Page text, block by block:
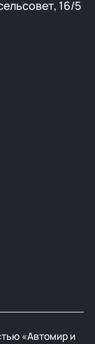
16/5
«Автомир и